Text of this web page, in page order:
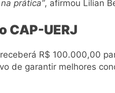
prática”, afirmou Lilian
CAP-UERJ
R$ 100.000,00
de garantir melhores